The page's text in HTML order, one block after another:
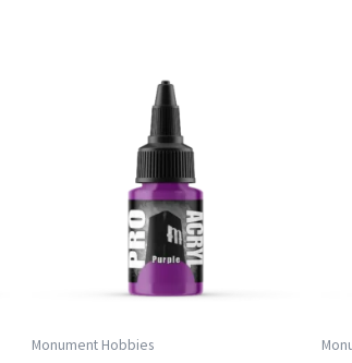
Monument Hobbies